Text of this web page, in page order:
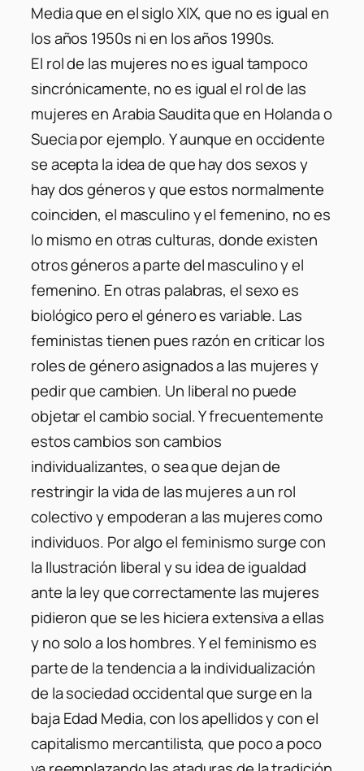
Media que en el siglo XIX, que no es igual en
los años 1950s ni en los años 1990s.
El rol de las mujeres no es igual tampoco
sincrónicamente, no es igual el rol de las
mujeres en Arabia Saudita que en Holanda o
Suecia por ejemplo. Y aunque en occidente
se acepta la idea de que hay dos sexos y
hay dos géneros y que estos normalmente
coinciden, el masculino y el femenino, no es
lo mismo en otras culturas, donde existen
otros géneros a parte del masculino y el
femenino. En otras palabras, el sexo es
biológico pero el género es variable. Las
feministas tienen pues razón en criticar los
roles de género asignados a las mujeres y
pedir que cambien. Un liberal no puede
objetar el cambio social. Y frecuentemente
estos cambios son cambios
individualizantes, o sea que dejan de
restringir la vida de las mujeres a un rol
colectivo y empoderan a las mujeres como
individuos. Por algo el feminismo surge con
la Ilustración liberal y su idea de igualdad
ante la ley que correctamente las mujeres
pidieron que se les hiciera extensiva a ellas
y no solo a los hombres. Y el feminismo es
parte de la tendencia a la individualización
de la sociedad occidental que surge en la
baja Edad Media, con los apellidos y con el
capitalismo mercantilista, que poco a poco